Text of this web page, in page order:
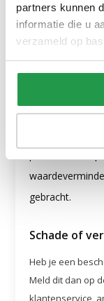
partners kunnen
informatie die u
verzameld op
Voorkom
behandel het
Stap 5:
Het
teruggestort,
gebracht.
Schade of
Heb je een
Meld dit dan op
klantenservice,